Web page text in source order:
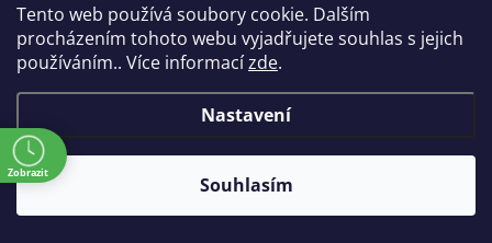
Tento web používá soubory cookie. Dalším
procházením tohoto webu vyjadřujete souhlas s jejich
používáním.. Více informacízde.
Nastavení
Souhlasím
Zobrazit